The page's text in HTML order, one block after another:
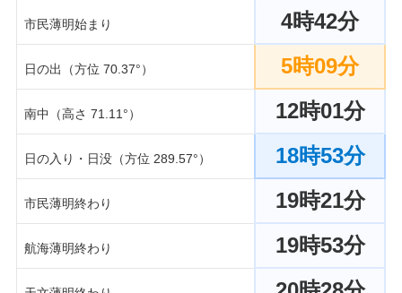
市民薄明始まり 4時42分
日の出（方位 70.37°） 5時09分
南中（高さ 71.11°） 12時01分
日の入り・日没（方位 289.57°） 18時53分
市民薄明終わり 19時21分
航海薄明終わり 19時53分